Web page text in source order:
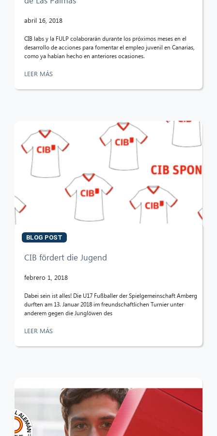
abril 16, 2018
CIB labs y la FULP colaborarán durante los próximos meses en el
desarrollo de acciones para fomentar el empleo juvenil en Canarias,
como ya habían hecho en anteriores ocasiones.
LEER MÁS
BLOG POST
CIB fördert die Jugend
febrero 1, 2018
Dabei sein ist alles! Die U17 Fußballer der Spielgemeinschaft Amberg
durften am 13. Januar 2018 im freundschaftlichen Turnier unter
anderem gegen die Junglöwen des
LEER MÁS